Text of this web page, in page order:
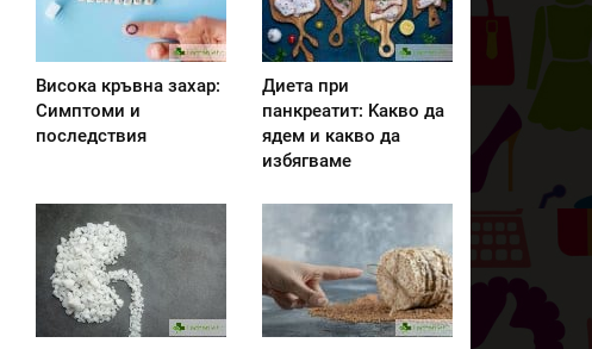
Висока кръвна захар:
Симптоми и
последствия
Диета при
панкреатит: Kакво да
ядем и какво да
избягваме